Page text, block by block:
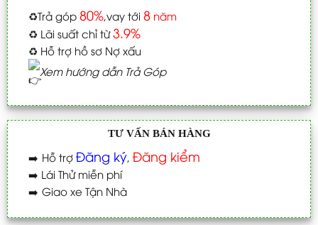
♻️Trả góp 80%,vay tới 8năm
♻️ Lãi suất chỉ từ3.9%
♻️ Hỗ trợ hồ sơ Nợ xấu
Xem hướng dẫn Trả Góp
TƯ VẤN BÁN HÀNG
➡️ Hỗ trợ Đăng ký, Đăng kiểm
➡️ Lái Thử miễn phí
➡️ Giao xe Tận Nhà